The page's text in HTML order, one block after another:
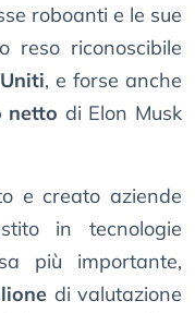
roboanti e le sue
reso riconoscibile
, e forse anche
netto di Elon Musk
e creato aziende
in tecnologie
più importante,
di valutazione